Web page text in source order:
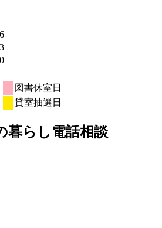
)
8
月
年
8
月
9
2026
8
16
2026
年
月
2026
8
月
年
9
図書休室日
貸室抽選日
暮らし電話相談